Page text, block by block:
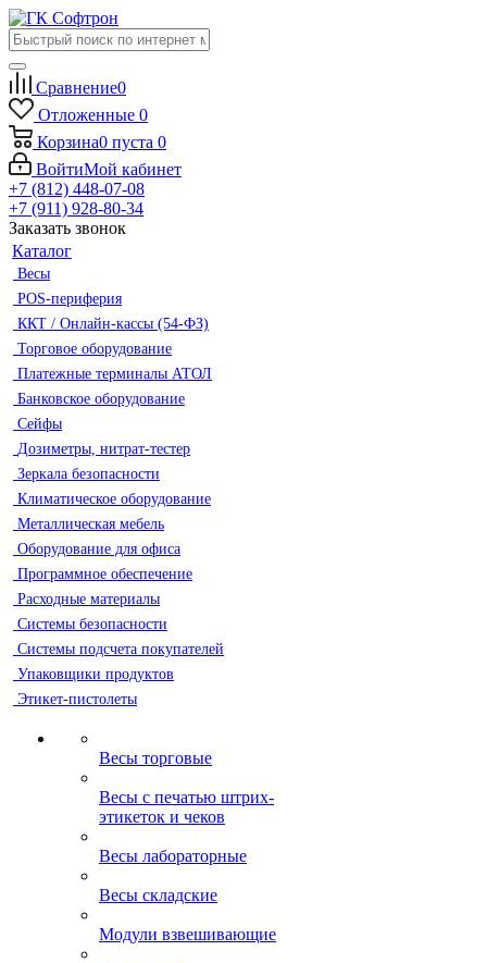
Сравнение0
Отложенные 0
Корзина0 пуста 0
ВойтиМой кабинет
+7 (812) 448-07-08
+7 (911) 928-80-34
Заказать звонок
Каталог
Весы
POS-периферия
ККТ / Онлайн-кассы (54-ФЗ)
Торговое оборудование
Платежные терминалы АТОЛ
Банковское оборудование
Сейфы
Дозиметры, нитрат-тестер
Зеркала безопасности
Климатическое оборудование
Металлическая мебель
Оборудование для офиса
Программное обеспечение
Расходные материалы
Системы безопасности
Системы подсчета покупателей
Упаковщики продуктов
Этикет-пистолеты
Весы торговые
Весы с печатью штрих-
этикеток и чеков
Весы лабораторные
Весы складские
Модули взвешивающие